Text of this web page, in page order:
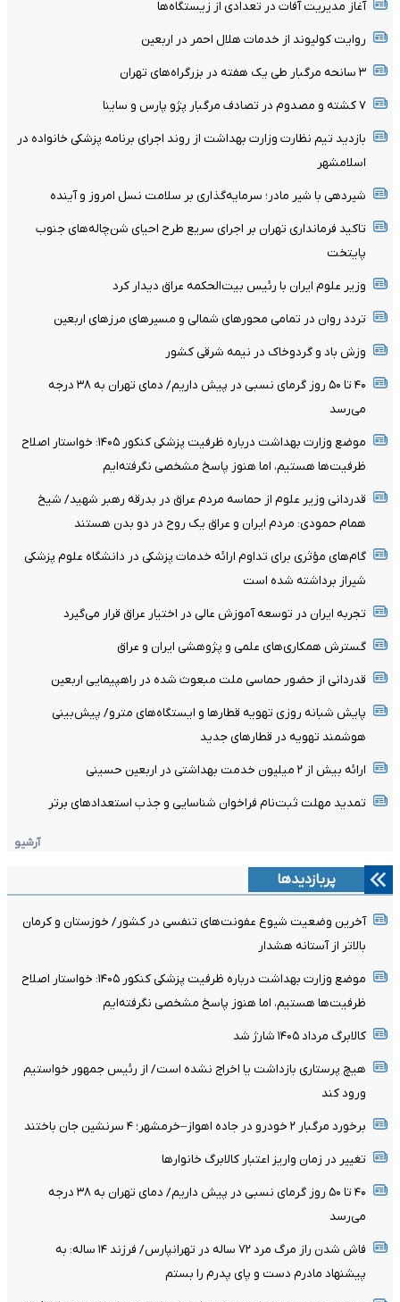
آغاز مدیریت آفات در تعدادی از زیستگاه‌ها
روایت کولیوند از خدمات هلال احمر در اربعین
۳ سانحه مرگبار طی یک هفته در بزرگراه‌های تهران
۷ کشته و مصدوم در تصادف مرگبار پژو پارس و ساینا
بازدید تیم نظارت وزارت بهداشت از روند اجرای برنامه پزشکی خانواده در
اسلامشهر
شیردهی با شیر مادر؛ سرمایه‌گذاری بر سلامت نسل امروز و آینده
تاکید فرمانداری تهران بر اجرای سریع طرح احیای شن‌چاله‌های جنوب
پایتخت
وزیر علوم ایران با رئیس بیت‌الحکمه عراق دیدار کرد
تردد روان در تمامی محورهای شمالی و مسیرهای مرزهای اربعین
وزش باد و گردوخاک در نیمه شرقی کشور
۴۰ تا ۵۰ روز گرمای نسبی در پیش داریم/ دمای تهران به ۳۸ درجه
می‌رسد
موضع وزارت بهداشت درباره ظرفیت پزشکی کنکور ۱۴۰۵: خواستار اصلاح
ظرفیت‌ها هستیم، اما هنوز پاسخ مشخصی نگرفته‌ایم
قدردانی وزیر علوم از حماسه مردم عراق در بدرقه رهبر شهید/ شیخ
همام حمودی: مردم ایران و عراق یک روح در دو بدن هستند
گام‌های مؤثری برای تداوم ارائه خدمات پزشکی در دانشگاه علوم پزشکی
شیراز برداشته شده است
تجربه ایران در توسعه آموزش عالی در اختیار عراق قرار می‌گیرد
گسترش همکاری‌های علمی و پژوهشی ایران و عراق
قدردانی از حضور حماسی ملت مبعوث شده در راهپیمایی اربعین
پایش شبانه روزی تهویه قطارها و ایستگاه‌های مترو/ پیش‌بینی
هوشمند تهویه در قطارهای جدید
ارائه بیش از ۲ میلیون خدمت بهداشتی در اربعین حسینی
تمدید مهلت ثبت‌نام فراخوان شناسایی و جذب استعدادهای برتر
آرشیو
پربازدیدها
آخرین وضعیت شیوع عفونت‌های تنفسی در کشور/ خوزستان و کرمان
بالاتر از آستانه هشدار
موضع وزارت بهداشت درباره ظرفیت پزشکی کنکور ۱۴۰۵: خواستار اصلاح
ظرفیت‌ها هستیم، اما هنوز پاسخ مشخصی نگرفته‌ایم
کالابرگ مرداد ۱۴۰۵ شارژ شد
هیچ پرستاری بازداشت یا اخراج نشده است/ از رئیس جمهور خواستیم
ورود کند
برخورد مرگبار ۲ خودرو در جاده اهواز–خرمشهر؛ ۴ سرنشین جان باختند
تغییر در زمان واریز اعتبار کالابرگ خانوار‌ها
۴۰ تا ۵۰ روز گرمای نسبی در پیش داریم/ دمای تهران به ۳۸ درجه
می‌رسد
فاش شدن راز مرگ مرد ۷۲ ساله در تهرانپارس/ فرزند ۱۴ ساله: به
پیشنهاد مادرم دست و پای پدرم را بستم